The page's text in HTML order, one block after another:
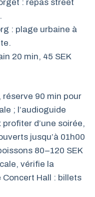
: repas street
: plage urbaine à
20 min, 45 SEK
90 min pour
; l’audioguide
profiter d’une soirée,
jusqu’à 01h00
80–120 SEK
vérifie la
Hall : billets